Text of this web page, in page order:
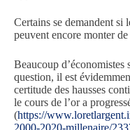
Certains se demandent si
peuvent encore monter
Beaucoup d’économistes
question, il est
certitude des hausses
le cours de l’or a
(https://
2000-2020-millenaire/